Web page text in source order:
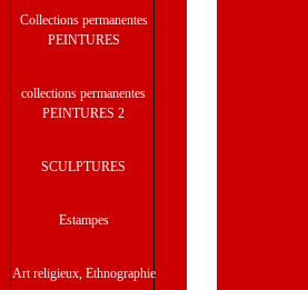
Collections permanentes
PEINTURES
collections permanentes
PEINTURES 2
SCULPTURES
Estampes
Art religieux, Ethnographie